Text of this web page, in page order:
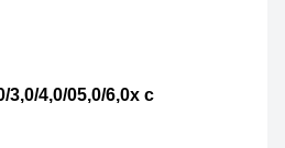
4,0/05,0/6,0х с